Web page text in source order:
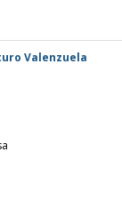
Valenzuela